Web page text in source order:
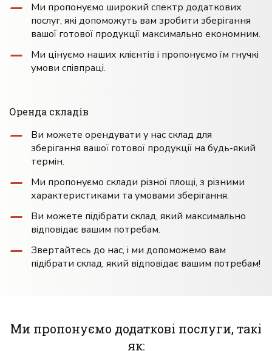
Ми пропонуємо широкий спектр додаткових
послуг, які допоможуть вам зробити зберігання
вашої готової продукції максимально економним.
Ми цінуємо наших клієнтів і пропонуємо їм гнучкі
умови співпраці.
Оренда складів
Ви можете орендувати у нас склад для
зберігання вашої готової продукції на будь-який
термін.
Ми пропонуємо склади різної площі, з різними
характеристиками та умовами зберігання.
Ви можете підібрати склад, який максимально
відповідає вашим потребам.
Звертайтесь до нас, і ми допоможемо вам
підібрати склад, який відповідає вашим потребам!
Ми пропонуємо додаткові послуги, такі
як: